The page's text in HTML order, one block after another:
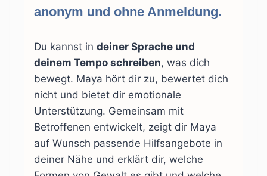
anonym und ohne Anmeldung.
Du kannst in deiner Sprache und
deinem Tempo schreiben, was dich
bewegt. Maya hört dir zu, bewertet dich
nicht und bietet dir emotionale
Unterstützung. Gemeinsam mit
Betroffenen entwickelt, zeigt dir Maya
auf Wunsch passende Hilfsangebote in
deiner Nähe und erklärt dir, welche